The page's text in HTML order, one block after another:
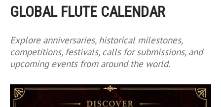
GLOBAL FLUTE CALENDAR
Explore anniversaries, historical milestones,
competitions, festivals, calls for submissions, and
upcoming events from around the world.